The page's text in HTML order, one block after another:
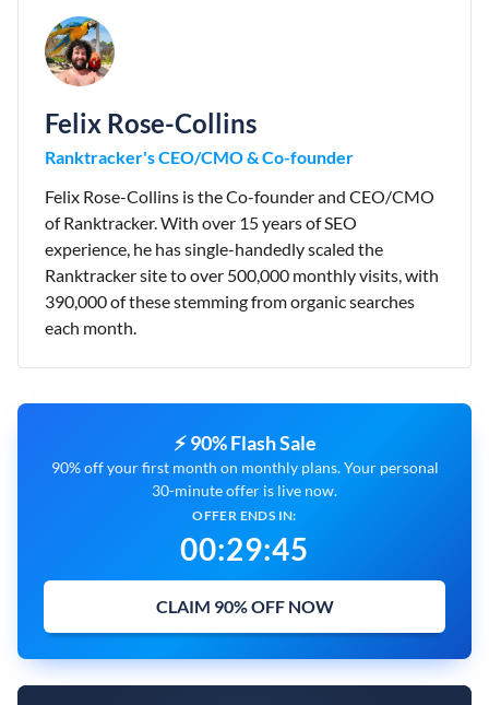
Felix Rose-Collins
Ranktracker's CEO/CMO & Co-founder
Felix Rose-Collins is the Co-founder and CEO/CMO
of Ranktracker. With over 15 years of SEO
experience, he has single-handedly scaled the
Ranktracker site to over 500,000 monthly visits, with
390,000 of these stemming from organic searches
each month.
⚡ 90% Flash Sale
90% off your first month on monthly plans. Your personal
30-minute offer is live now.
OFFER ENDS IN:
00:29:43
CLAIM 90% OFF NOW